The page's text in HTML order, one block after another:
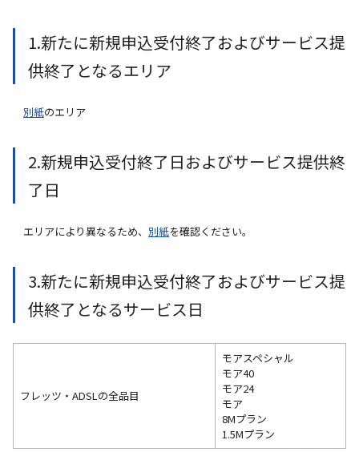
1.新たに新規申込受付終了およびサービス提
供終了となるエリア
別紙のエリア
2.新規申込受付終了日およびサービス提供終
了日
エリアにより異なるため、 別紙を確認ください。
3.新たに新規申込受付終了およびサービス提
供終了となるサービス日
フレッツ・ADSLの全品目
モアスペシャル
モア40
モア24
モア
8Mプラン
1.5Mプラン